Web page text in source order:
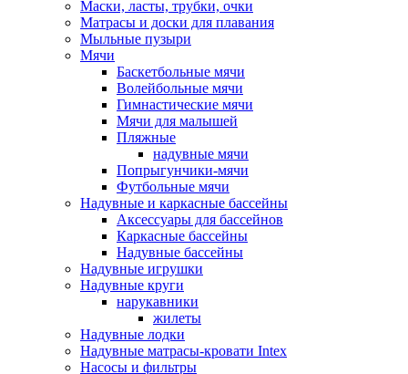
Маски, ласты, трубки, очки
Матрасы и доски для плавания
Мыльные пузыри
Мячи
Баскетбольные мячи
Волейбольные мячи
Гимнастические мячи
Мячи для малышей
Пляжные
надувные мячи
Попрыгунчики-мячи
Футбольные мячи
Надувные и каркасные бассейны
Аксессуары для бассейнов
Каркасные бассейны
Надувные бассейны
Надувные игрушки
Надувные круги
нарукавники
жилеты
Надувные лодки
Надувные матрасы-кровати Intex
Насосы и фильтры